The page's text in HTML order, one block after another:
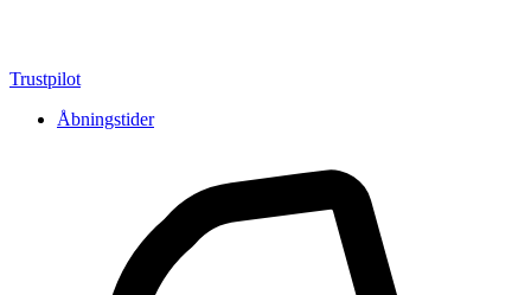
Trustpilot
Åbningstider